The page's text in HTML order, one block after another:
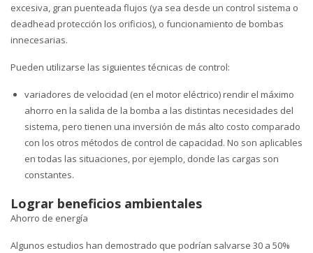
excesiva, gran puenteada flujos (ya sea desde un control sistema o
deadhead protección los orificios), o funcionamiento de bombas
innecesarias.
Pueden utilizarse las siguientes técnicas de control:
variadores de velocidad (en el motor eléctrico) rendir el máximo
ahorro en la salida de la bomba a las distintas necesidades del
sistema, pero tienen una inversión de más alto costo comparado
con los otros métodos de control de capacidad. No son aplicables
en todas las situaciones, por ejemplo, donde las cargas son
constantes.
Lograr beneficios ambientales
Ahorro de energía
Algunos estudios han demostrado que podrían salvarse 30 a 50%